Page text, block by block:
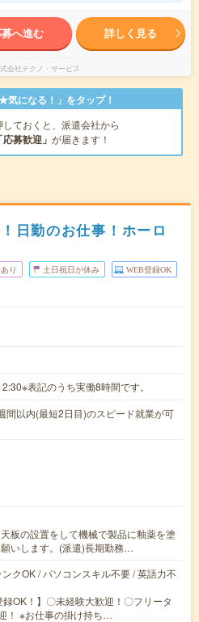
へ進む 詳しく見る
会社テクノ・サービス
になる！」をタップ！
しておくと、派遣会社から
「応募歓迎」 が届きます！
日勤のお仕事！ホーロ
り 土日祝日が休み WEB登録OK
表記のうち実働8時間です。
間以内(最短2日目)のスピード就業が可
板の設置をして機械で製品に釉薬を塗
いします。(派遣)長期勤務…
クOK / パソコンスキル不要 / 英語力不
録OK！】〇未経験大歓迎！〇フリータ
！ ※お仕事の掛け持ち…